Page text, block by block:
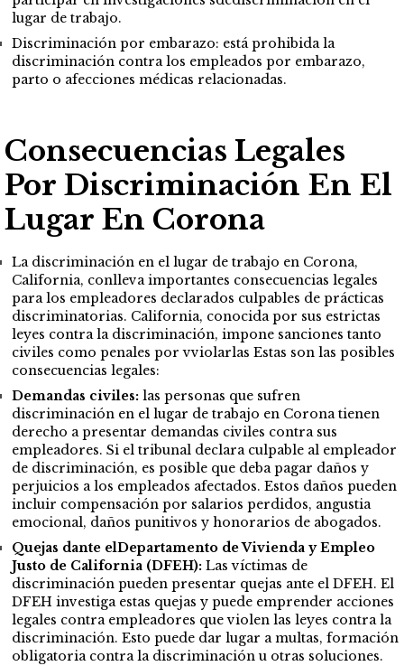
lugar de trabajo.
Discriminación por embarazo: está prohibida la
discriminación contra los empleados por embarazo,
parto o afecciones médicas relacionadas.
Consecuencias Legales
Por Discriminación En El
Lugar En Corona
La discriminación en el lugar de trabajo en Corona,
California, conlleva importantes consecuencias legales
para los empleadores declarados culpables de prácticas
discriminatorias. California, conocida por sus estrictas
leyes contra la discriminación, impone sanciones tanto
civiles como penales por vviolarlas Estas son las posibles
consecuencias legales:
Demandas civiles: las personas que sufren
discriminación en el lugar de trabajo en Corona tienen
derecho a presentar demandas civiles contra sus
empleadores. Si el tribunal declara culpable al empleador
de discriminación, es posible que deba pagar daños y
perjuicios a los empleados afectados. Estos daños pueden
incluir compensación por salarios perdidos, angustia
emocional, daños punitivos y honorarios de abogados.
Quejas dante elDepartamento de Vivienda y Empleo
Justo de California (DFEH): Las víctimas de
discriminación pueden presentar quejas ante el DFEH. El
DFEH investiga estas quejas y puede emprender acciones
legales contra empleadores que violen las leyes contra la
discriminación. Esto puede dar lugar a multas, formación
obligatoria contra la discriminación u otras soluciones.